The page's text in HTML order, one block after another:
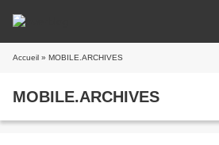
Accueil » MOBILE.ARCHIVES
MOBILE.ARCHIVES